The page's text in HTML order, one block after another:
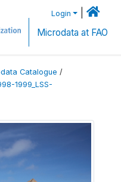
Login
Microdata at FAO
Catalogue /
1999_LSS-